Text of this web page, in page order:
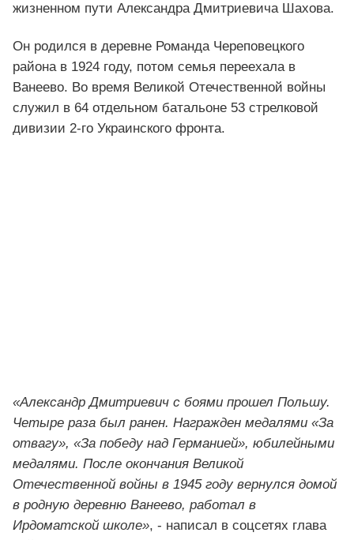
жизненном пути Александра Дмитриевича Шахова.
Он родился в деревне Романда Череповецкого
района в 1924 году, потом семья переехала в
Ванеево. Во время Великой Отечественной войны
служил в 64 отдельном батальоне 53 стрелковой
дивизии 2-го Украинского фронта.
«Александр Дмитриевич с боями прошел Польшу.
Четыре раза был ранен. Награжден медалями «За
отвагу», «За победу над Германией», юбилейными
медалями. После окончания Великой
Отечественной войны в 1945 году вернулся домой
в родную деревню Ванеево, работал в
Ирдоматской школе», - написал в соцсетях глава